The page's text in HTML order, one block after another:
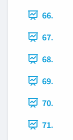
66.
67.
68.
69.
70.
71.